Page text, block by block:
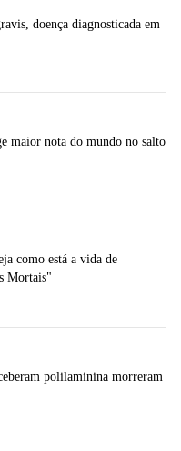
doença diagnosticada em
maior nota do mundo no salto
como está a vida de
Mortais"
polilaminina morreram